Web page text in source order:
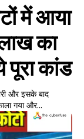
में आया
का
कांड
और इसके बाद
गया और...